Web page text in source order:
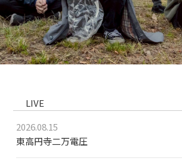
LIVE
SHOP
LIVE
2026.08.15
東高円寺二万電圧